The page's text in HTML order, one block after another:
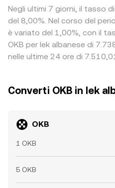
Negli ultimi 7 giorni, il tasso
del 8,00%. Nel corso del
è variato del 1,00%, con il
OKB per lek albanese di
nelle ultime 24 ore di
Converti OKB in lek
OKB
1 OKB
5 OKB